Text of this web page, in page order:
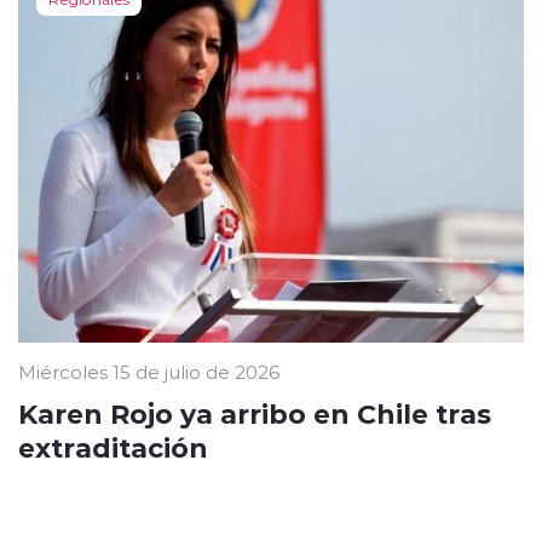
Miércoles 15 de julio de 2026
Karen Rojo ya arribo en Chile tras
extraditación